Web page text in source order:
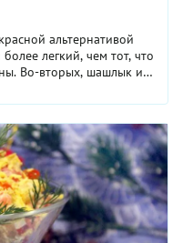
альтернативой
легкий, чем тот, что
Во-вторых, шашлык из